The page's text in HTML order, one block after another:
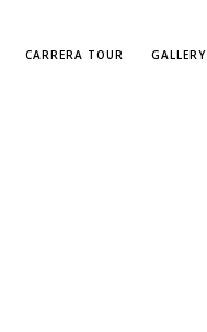
CARRERA TOUR GALLERY